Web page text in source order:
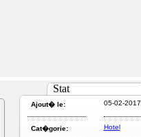
Stat
Ajout� le: 05-02-2017
Cat�gorie: Hotel